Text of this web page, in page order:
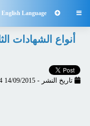

English Language
أنواع الشهادات
تاريخ النشر - 14/09/2015 09:20:24 م